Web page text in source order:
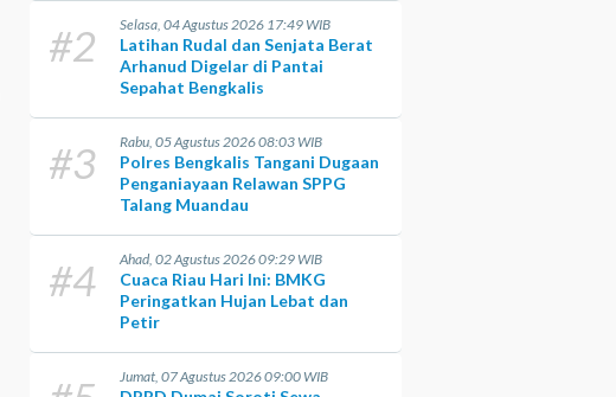
#2 Selasa, 04 Agustus 2026 17:49 WIB
Latihan Rudal dan Senjata Berat
Arhanud Digelar di Pantai
Sepahat Bengkalis
#3 Rabu, 05 Agustus 2026 08:03 WIB
Polres Bengkalis Tangani Dugaan
Penganiayaan Relawan SPPG
Talang Muandau
#4 Ahad, 02 Agustus 2026 09:29 WIB
Cuaca Riau Hari Ini: BMKG
Peringatkan Hujan Lebat dan
Petir
Jumat, 07 Agustus 2026 09:00 WIB